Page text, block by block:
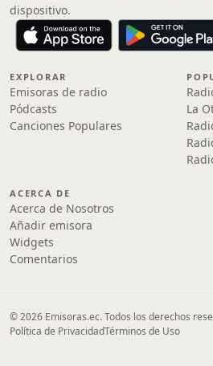
dispositivo.
EXPLORAR
Emisoras de radio
Pódcasts
Canciones Populares
La
ACERCA DE
Acerca de Nosotros
Añadir emisora
Widgets
Comentarios
© 2026 Emisoras.ec. Todos los derechos
Política de PrivacidadTérminos de Uso